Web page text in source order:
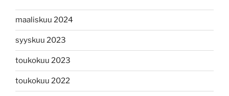
maaliskuu 2024
syyskuu 2023
toukokuu 2023
toukokuu 2022